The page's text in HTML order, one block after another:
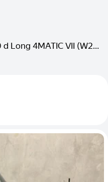
Mercedes-Benz S-Класс 350 d Long 4MATIC VII (W223)